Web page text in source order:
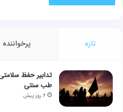
تازه پرخواننده
تدابیر حفظ
طب سنتی
۶ روز پیش